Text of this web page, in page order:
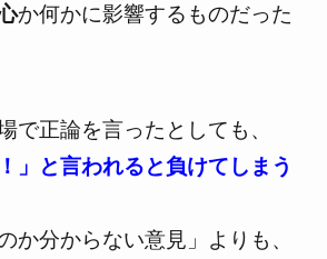
か何かに影響するものだった
で正論を言ったとしても、
」と言われると負けてしまう
か分からない意見」よりも、